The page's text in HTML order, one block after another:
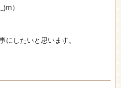
）
にしたいと思います。